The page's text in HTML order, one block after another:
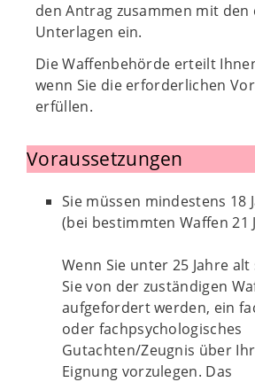
den Antrag zusammen mit
Unterlagen ein.
Die Waffenbehörde erteilt
wenn Sie die erforderlichen
erfüllen.
Voraussetzungen
Sie müssen mindestens 18
(bei bestimmten Waffen 21
Wenn Sie unter 25 Jahre
Sie von der zuständigen
aufgefordert werden, ein
oder fachpsychologisches
Gutachten/Zeugnis über
Eignung vorzulegen. Das